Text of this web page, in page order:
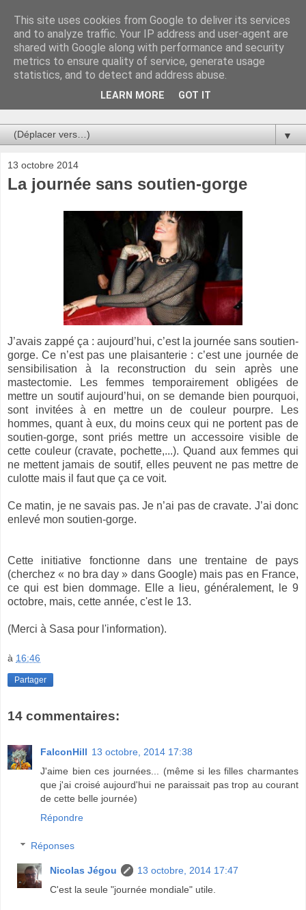
Au bistro !
La connerie étant le seul chemin susceptible de nous faire
entrevoir une parcelle de vérité, utilisons la par des moyens
de communication efficaces. Le temps qu'on remplisse nos
▼
13 octobre 2014
La journée sans soutien-gorge
J’avais zappé ça : aujourd’hui, c’est la journée sans soutien-
gorge. Ce n’est pas une plaisanterie : c’est une journée de
sensibilisation à la reconstruction du sein après une
mastectomie. Les femmes temporairement obligées de
mettre un soutif aujourd’hui, on se demande bien pourquoi,
sont invitées à en mettre un de couleur pourpre. Les
hommes, quant à eux, du moins ceux qui ne portent pas de
soutien-gorge, sont priés mettre un accessoire visible de
cette couleur (cravate, pochette,...). Quand aux femmes qui
ne mettent jamais de soutif, elles peuvent ne pas mettre de
culotte mais il faut que ça ce voit.
Ce matin, je ne savais pas. Je n’ai pas de cravate. J’ai donc
enlevé mon soutien-gorge.
Cette initiative fonctionne dans une trentaine de pays
(cherchez « no bra day » dans Google) mais pas en France,
ce qui est bien dommage. Elle a lieu, généralement, le 9
octobre, mais, cette année, c'est le 13.
(Merci à Sasa pour l'information).
à 16:46
Partager
14 commentaires:
FalconHill 13 octobre, 2014 17:38
J'aime bien ces journées... (même si les filles charmantes
que j'ai croisé aujourd'hui ne paraissait pas trop au courant
de cette belle journée)
Répondre
Réponses
Nicolas Jégou
13 octobre, 2014 17:47
C'est la seule "journée mondiale" utile.
This site uses cookies from Google to deliver its services
and to analyze traffic. Your IP address and user-agent are
shared with Google along with performance and security
metrics to ensure quality of service, generate usage
statistics, and to detect and address abuse.
LEARN MORE GOT IT